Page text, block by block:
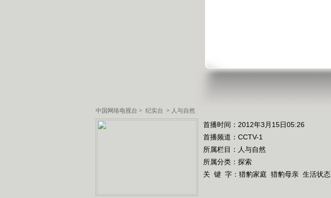
中国网络电视台 > 纪实台 > 人与自然
首播时间：2012年3月15日05:26
首播频道： CCTV-1
所属栏目： 人与自然
所属分类：探索
关 键 字： 猎豹家庭 猎豹母亲 生活状态